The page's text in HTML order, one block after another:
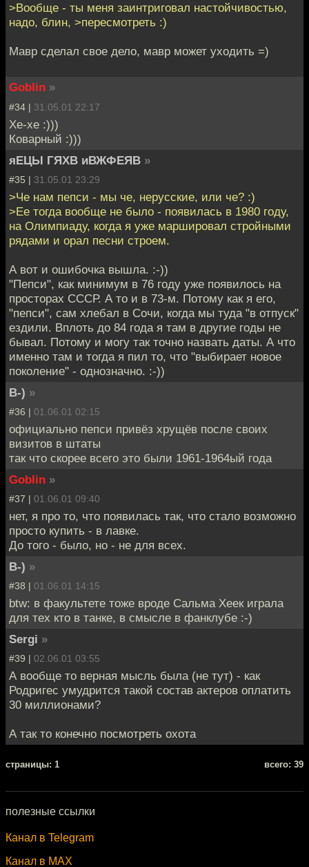
>Вообще - ты меня заинтриговал настойчивостью,
надо, блин, >пересмотреть :)
Мавр сделал свое дело, мавр может уходить =)
Goblin »
#34 | 31.05.01 22:17
Хе-хе :)))
Коварный :)))
яЕЦЫ ГЯХВ иВЖФЕЯВ »
#35 | 31.05.01 23:29
>Че нам пепси - мы че, нерусские, или че? :)
>Ее тогда вообще не было - появилась в 1980 году,
на Олимпиаду, когда я уже маршировал стройными
рядами и орал песни строем.
А вот и ошибочка вышла. :-))
"Пепси", как минимум в 76 году уже появилось на
просторах СССР. А то и в 73-м. Потому как я его,
"пепси", сам хлебал в Сочи, когда мы туда "в отпуск"
ездили. Вплоть до 84 года я там в другие годы не
бывал. Потому и могу так точно назвать даты. А что
именно там и тогда я пил то, что "выбирает новое
поколение" - однозначно. :-))
B-) »
#36 | 01.06.01 02:15
официально пепси привёз хрущёв после своих
визитов в штаты
так что скорее всего это были 1961-1964ый года
Goblin »
#37 | 01.06.01 09:40
нет, я про то, что появилась так, что стало возможно
просто купить - в лавке.
До того - было, но - не для всех.
B-) »
#38 | 01.06.01 14:15
btw: в факультете тоже вроде Сальма Хеек играла
для тех кто в танке, в смысле в фанклубе :-)
Sergi »
#39 | 02.06.01 03:55
А вообще то верная мысль была (не тут) - как
Родригес умудрится такой состав актеров оплатить
30 миллионами?
А так то конечно посмотреть охота
cтраницы: 1 всего: 39
полезные ссылки
Канал в Telegram
Канал в MAX